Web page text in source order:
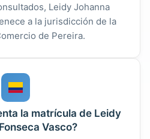
Leidy Johanna
a la jurisdicción de la
de Pereira.
la matrícula de Leidy
Vasco?